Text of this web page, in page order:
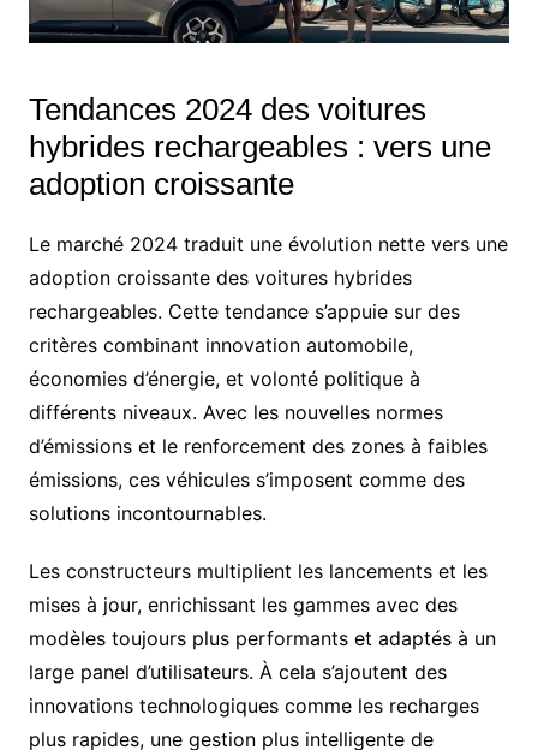
Tendances 2024 des voitures
hybrides rechargeables : vers une
adoption croissante
Le marché 2024 traduit une évolution nette vers une
adoption croissante des voitures hybrides
rechargeables. Cette tendance s’appuie sur des
critères combinant innovation automobile,
économies d’énergie, et volonté politique à
différents niveaux. Avec les nouvelles normes
d’émissions et le renforcement des zones à faibles
émissions, ces véhicules s’imposent comme des
solutions incontournables.
Les constructeurs multiplient les lancements et les
mises à jour, enrichissant les gammes avec des
modèles toujours plus performants et adaptés à un
large panel d’utilisateurs. À cela s’ajoutent des
innovations technologiques comme les recharges
plus rapides, une gestion plus intelligente de